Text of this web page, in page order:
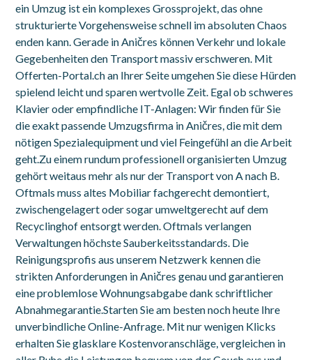
ein Umzug ist ein komplexes Grossprojekt, das ohne
strukturierte Vorgehensweise schnell im absoluten Chaos
enden kann. Gerade in Aničres können Verkehr und lokale
Gegebenheiten den Transport massiv erschweren. Mit
Offerten-Portal.ch an Ihrer Seite umgehen Sie diese Hürden
spielend leicht und sparen wertvolle Zeit. Egal ob schweres
Klavier oder empfindliche IT-Anlagen: Wir finden für Sie
die exakt passende Umzugsfirma in Aničres, die mit dem
nötigen Spezialequipment und viel Feingefühl an die Arbeit
geht.Zu einem rundum professionell organisierten Umzug
gehört weitaus mehr als nur der Transport von A nach B.
Oftmals muss altes Mobiliar fachgerecht demontiert,
zwischengelagert oder sogar umweltgerecht auf dem
Recyclinghof entsorgt werden. Oftmals verlangen
Verwaltungen höchste Sauberkeitsstandards. Die
Reinigungsprofis aus unserem Netzwerk kennen die
strikten Anforderungen in Aničres genau und garantieren
eine problemlose Wohnungsabgabe dank schriftlicher
Abnahmegarantie.Starten Sie am besten noch heute Ihre
unverbindliche Online-Anfrage. Mit nur wenigen Klicks
erhalten Sie glasklare Kostenvoranschläge, vergleichen in